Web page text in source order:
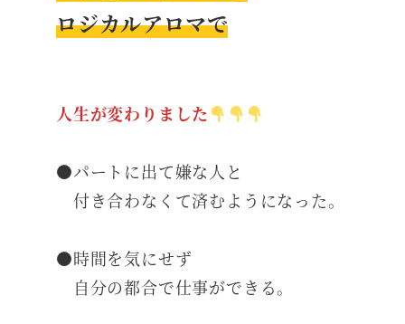
ロジカルアロマで
人生が変わりました
●パートに出て嫌な人と
付き合わなくて済むようになった。
●時間を気にせず
自分の都合で仕事ができる。